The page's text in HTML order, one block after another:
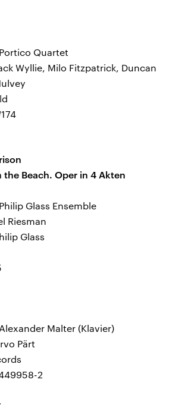
Quartet
Wyllie, Milo Fitzpatrick, Duncan
the Beach. Oper in 4 Akten
Glass Ensemble
Riesman
Glass
Malter (Klavier)
Pärt
2